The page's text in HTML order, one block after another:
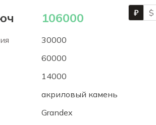
106000
30000
60000
14000
акриловый камень
Grandex
₽ $